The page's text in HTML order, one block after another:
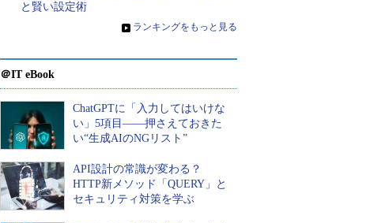
と賢い設定術
» ランキングをもっと見る
＠IT eBook
ChatGPTに「入力してはいけな
い」5項目――押さえておきた
い“生成AIのNGリスト”
API設計の常識が変わる？
HTTP新メソッド「QUERY」と
セキュリティ対策を学ぶ